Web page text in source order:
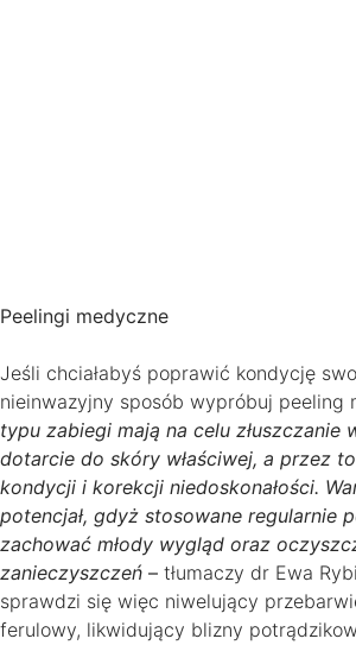
Peelingi medyczne
Jeśli chciałabyś poprawić kondycję
nieinwazyjny sposób wypróbuj peeling
typu zabiegi mają na celu złuszczanie
dotarcie do skóry właściwej, a przez
kondycji i korekcji niedoskonałości.
potencjał, gdyż stosowane regularnie
zachować młody wygląd oraz
zanieczyszczeń – tłumaczy dr Ewa
sprawdzi się więc niwelujący
ferulowy, likwidujący blizny